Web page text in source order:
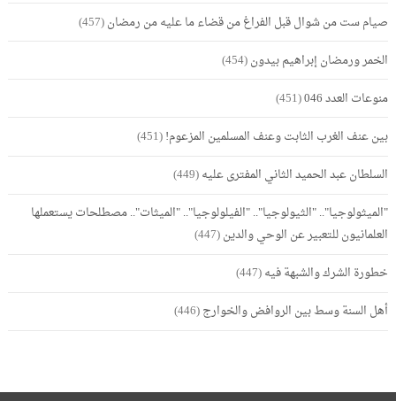
صيام ست من شوال قبل الفراغ من قضاء ما عليه من رمضان(457)
الخمر ورمضان إبراهيم بيدون(454)
منوعات العدد 046
(451)
بين عنف الغرب الثابت وعنف المسلمين المزعوم!(451)
السلطان عبد الحميد الثاني المفترى عليه(449)
"الميثولوجيا".. "الثيولوجيا".. "الفيلولوجيا".. "الميثات".. مصطلحات يستعملها
العلمانيون للتعبير عن الوحي والدين(447)
خطورة الشرك والشبهة فيه(447)
أهل السنة وسط بين الروافض والخوارج(446)